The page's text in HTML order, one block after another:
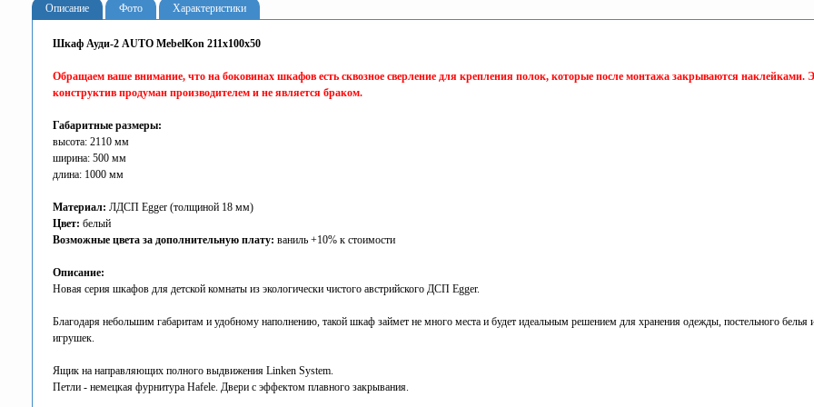
Описание Фото Характеристики
Шкаф Ауди-2 AUTO MebelKon 211x100x50
Обращаем ваше внимание, что на боковинах шкафов есть сквозное сверление для крепления полок, которые после монтажа закрываются наклейками.
конструктив продуман производителем и не является браком.
Габаритные размеры:
высота: 2110 мм
ширина: 500 мм
длина: 1000 мм
Материал: ЛДСП Egger (толщиной 18 мм)
Цвет: белый
Возможные цвета за дополнительную плату: ваниль +10% к стоимости
Описание:
Новая серия шкафов для детской комнаты из экологически чистого австрийского ДСП Egger.
Благодаря небольшим габаритам и удобному наполнению, такой шкаф займет не много места и будет идеальным решением для хранения одежды, постельного белья
игрушек.
Ящик на направляющих полного выдвижения Linken System.
Петли - немецкая фурнитура Hafele. Двери с эффектом плавного закрывания.